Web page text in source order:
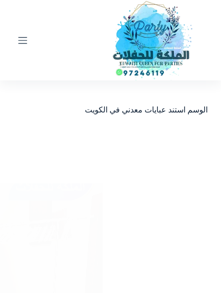
الوسم استند عبايات معدني في الكويت